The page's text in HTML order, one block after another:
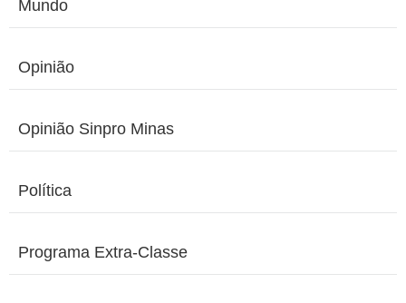
Mundo
Opinião
Opinião Sinpro Minas
Política
Programa Extra-Classe